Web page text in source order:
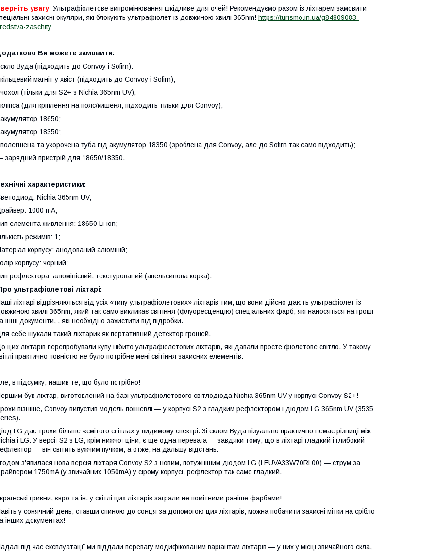
увагу! Ультрафіолетове випромінювання шкідливе для очей! Рекомендуємо разом із ліхтарем замовити
захисні окуляри, які блокують ультрафіолет із довжиною хвилі 365nm! https://turismo.in.ua/g84809083-
zaschity
Ви можете замовити:
Вуда (підходить до Convoy і Sofirn);
магніт у хвіст (підходить до Convoy і Sofirn);
(тільки для S2+ з Nichia 365nm UV);
(для кріплення на пояс/кишеня, підходить тільки для Convoy);
18650;
18350;
та укорочена туба під акумулятор 18350 (зроблена для Convoy, але до Sofirn так само підходить);
зарядний пристрій для 18650/18350.
характеристики:
: Nichia 365nm UV;
1000 mA;
елемента живлення: 18650 Li-ion;
режимів: 1;
корпусу: анодований алюміній;
корпусу: чорний;
рефлектора: алюмінієвий, текстурований (апельсинова корка).
ультрафіолетові ліхтарі:
ліхтарі відрізняються від усіх «типу ультрафіолетових» ліхтарів тим, що вони дійсно дають ультрафіолет із
хвилі 365nm, який так само викликає світіння (флуоресценцію) спеціальних фарб, які наносяться на гроші
інші документи, , які необхідно захистити від підробки.
себе шукали такий ліхтарик як портативний детектор грошей.
цих ліхтарів перепробували купу нібито ультрафіолетових ліхтарів, які давали просте фіолетове світло. У такому
практично повністю не було потрібне мені світіння захисних елементів.
в підсумку, нашив те, що було потрібно!
був ліхтар, виготовлений на базі ультрафіолетового світлодіода Nichia 365nm UV у корпусі Convoy S2+!
пізніше, Convoy випустив модель поішевлі — у корпусі S2 з гладким рефлектором і діодом LG 365nm UV (3535
LG дає трохи більше «смітого світла» у видимому спектрі. Зі склом Вуда візуально практично немає різниці між
і LG. У версії S2 з LG, крім нижчої ціни, є ще одна перевага — завдяки тому, що в ліхтарі гладкий і глибокий
— він світить вужчим пучком, а отже, на дальшу відстань.
з'явилася нова версія ліхтаря Convoy S2 з новим, потужнішим діодом LG (LEUVA33W70RL00) — струм за
1750mA (у звичайних 1050mA) у сірому корпусі, рефлектор так само гладкий.
гривни, євро та ін. у світлі цих ліхтарів заграли не помітними раніше фарбами!
у сонячний день, ставши спиною до сонця за допомогою цих ліхтарів, можна побачити захисні мітки на срібло
інших документах!
під час експлуатації ми віддали перевагу модифікованим варіантам ліхтарів — у них у місці звичайного скла,